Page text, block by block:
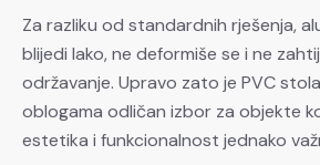
Za razliku od standardnih rješenja,
blijedi lako, ne deformiše se i ne
održavanje. Upravo zato je PVC
oblogama odličan izbor za objekte
estetika i funkcionalnost jednako